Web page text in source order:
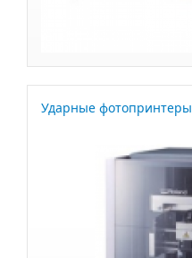
Ударные фотопринтеры